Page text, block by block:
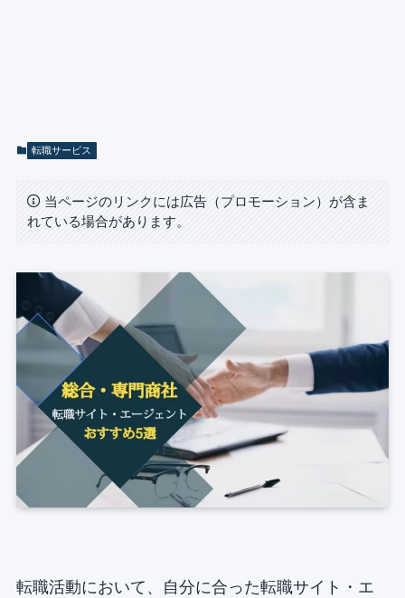
転職サービス
当ページのリンクには広告（プロモーション）が含ま
れている場合があります。
転職活動において、自分に合った転職サイト・エ